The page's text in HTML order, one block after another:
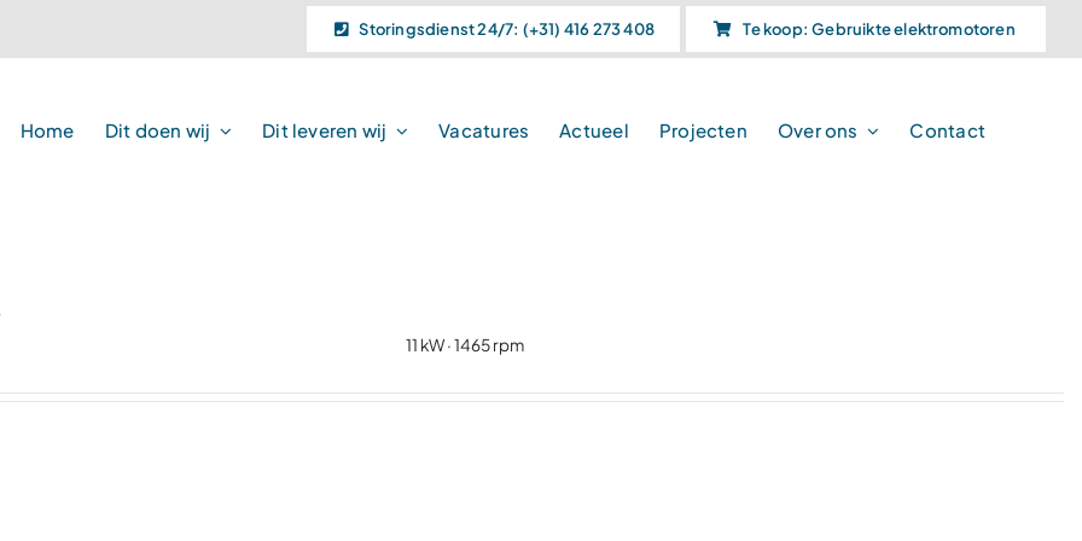
Storingsdienst 24/7: (+31) 416 273 408 Te koop: Gebruikte elektromotoren
Home Dit doen wij Dit leveren wij Vacatures Actueel Projecten Over ons Contact
11 kW · 1465 rpm